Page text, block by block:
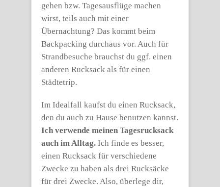
gehen bzw. Tagesausflüge machen
wirst, teils auch mit einer
Übernachtung? Das kommt beim
Backpacking durchaus vor. Auch für
Strandbesuche brauchst du ggf. einen
anderen Rucksack als für einen
Städtetrip.
Im Idealfall kaufst du einen Rucksack,
den du auch zu Hause benutzen kannst.
Ich verwende meinen Tagesrucksack
auch im Alltag. Ich finde es besser,
einen Rucksack für verschiedene
Zwecke zu haben als drei Rucksäcke
für drei Zwecke. Also, überlege dir,